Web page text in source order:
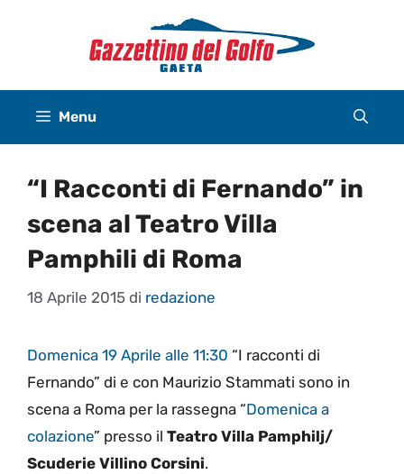
Menu
“I Racconti di Fernando” in
scena al Teatro Villa
Pamphili di Roma
18 Aprile 2015 di redazione
Domenica 19 Aprile alle 11:30 “I racconti di
Fernando” di e con Maurizio Stammati sono in
scena a Roma per la rassegna “Domenica a
colazione” presso il Teatro Villa Pamphilj/
Scuderie Villino Corsini.